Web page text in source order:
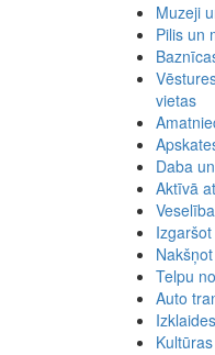
Muzeji
Pilis un
vietas
Daba
Aktīvā
Izgaršot
Nakšņot
Telpu
Auto